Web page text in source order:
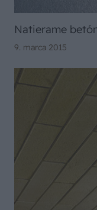
Natierame
9. marca 2015